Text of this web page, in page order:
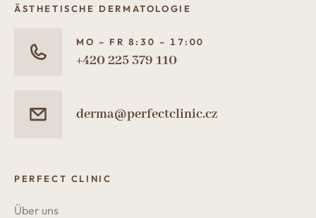
ÄSTHETISCHE DERMATOLOGIE
MO – FR 8:30 – 17:00
+420 225 379 110
derma@perfectclinic.cz
PERFECT CLINIC
Über uns